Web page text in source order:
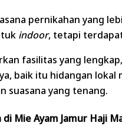
pernikahan yang
indoor, tetapi
fasilitas yang
baik itu hidangan
suasana yang tenang.
Mie Ayam Jamur Haji